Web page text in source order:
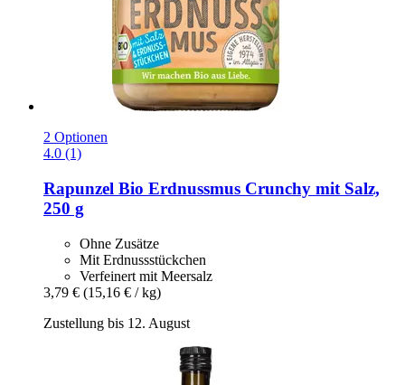
2 Optionen
4.0 (1)
Rapunzel Bio Erdnussmus Crunchy mit Salz,
250 g
Ohne Zusätze
Mit Erdnussstückchen
Verfeinert mit Meersalz
3,79 € (15,16 € / kg)
Zustellung bis 12. August